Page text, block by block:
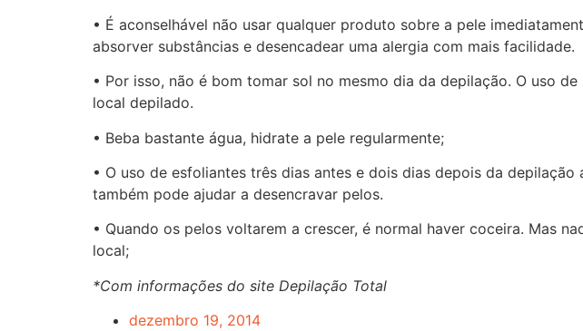
• É aconselhável não usar qualquer produto sobre a pele
absorver substâncias e desencadear uma alergia com mais facilidade.
• Por isso, não é bom tomar sol no mesmo dia da depilação. O uso
local depilado.
• Beba bastante água, hidrate a pele regularmente;
• O uso de esfoliantes três dias antes e dois dias depois da
também pode ajudar a desencravar pelos.
• Quando os pelos voltarem a crescer, é normal haver coceira. Mas
local;
*Com informações do site Depilação Total
dezembro 19, 2014